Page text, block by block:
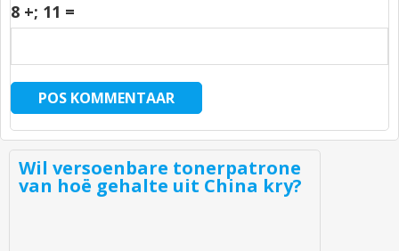
8 +; 11 =
Wil versoenbare tonerpatrone
van hoë gehalte uit China kry?